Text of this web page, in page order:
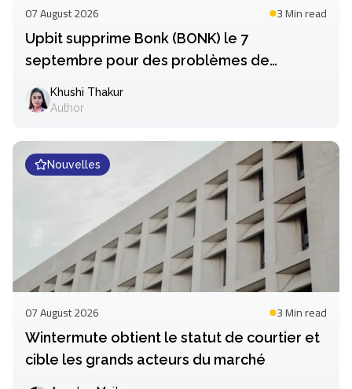
07 August 2026 3 Minread
Upbit supprime Bonk (BONK) le 7
septembre pour des problèmes de
Khushi Thakur
Author
Nouvelles
07 August 2026 3 Minread
Wintermute obtient le statut de courtier et
cible les grands acteurs du marché